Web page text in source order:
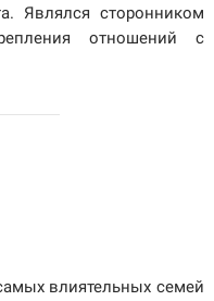
Являлся сторонником
отношений с
влиятельных семей